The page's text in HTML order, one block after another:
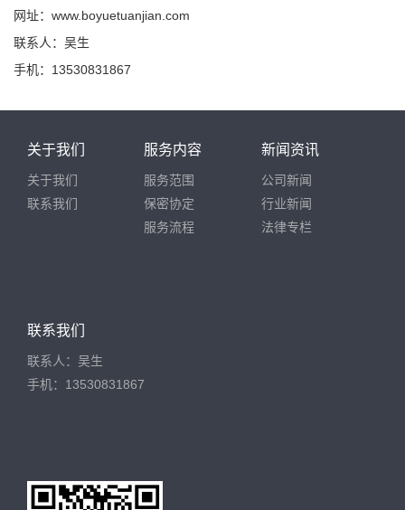
网址：www.boyuetuanjian.com
联系人：吴生
手机：13530831867
关于我们
关于我们
联系我们
服务内容
服务范围
保密协定
服务流程
新闻资讯
公司新闻
行业新闻
法律专栏
联系我们
联系人：吴生
手机：13530831867